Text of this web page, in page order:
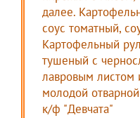
далее.
соус томатный,
Картофельный
тушеный с
лавровым листом
молодой
к/ф "Девчата"